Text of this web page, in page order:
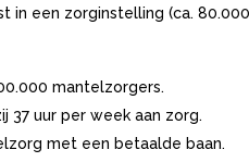
in een zorginstelling (ca.
mantelzorgers.
37 uur per week aan zorg.
met een betaalde baan.